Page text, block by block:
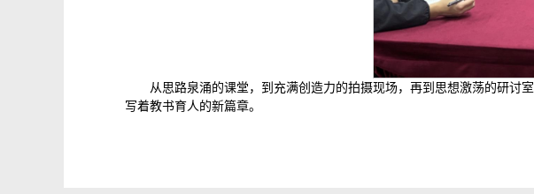
从思路泉涌的课堂，到充满创造力的拍摄现场，再到思想激荡的研讨
写着教书育人的新篇章。